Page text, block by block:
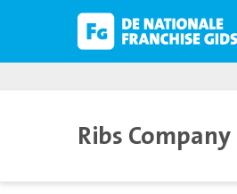
Ribs Company